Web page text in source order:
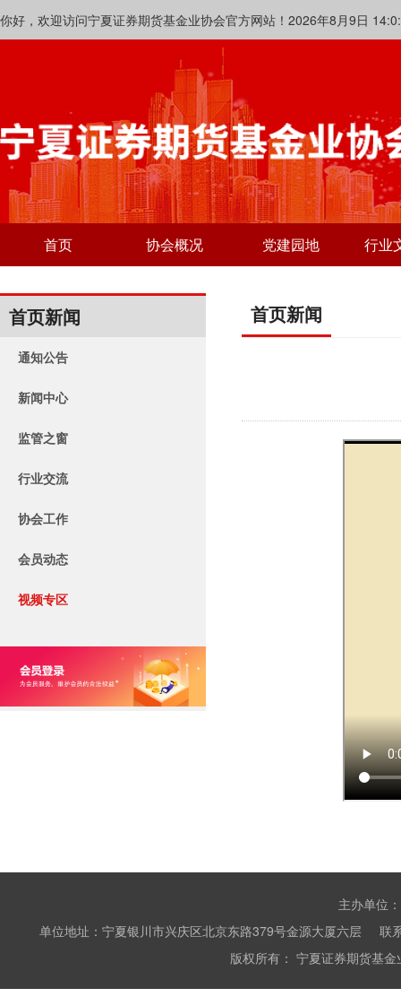
你好，欢迎访问宁夏证券期货基金业协会官方网站！2026年8月9日
首页 协会概况 党建园地 行业
首页新闻
通知公告
新闻中心
监管之窗
行业交流
协会工作
会员动态
视频专区
首页新闻
主办单位
单位地址：宁夏银川市兴庆区北京东路379号金源大厦六层
版权所有： 宁夏证券期货